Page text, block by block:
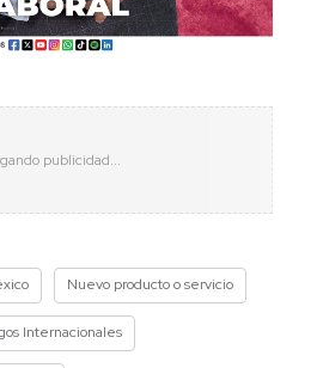
Nuevo producto o servicio
Internacionales